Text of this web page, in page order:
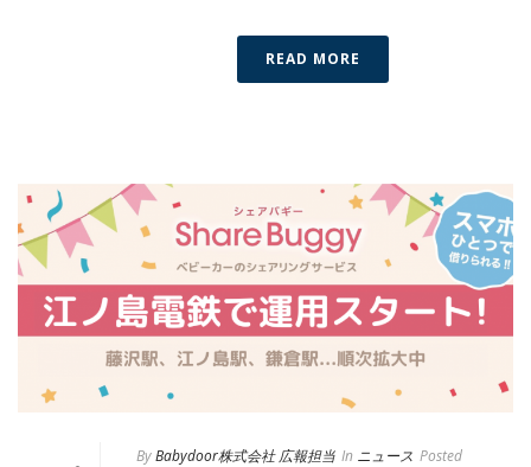
READ MORE
ByBabydoor株式会社 広報担当 In ニュース Posted